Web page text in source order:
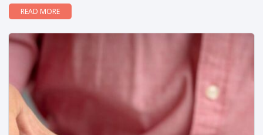
READ MORE